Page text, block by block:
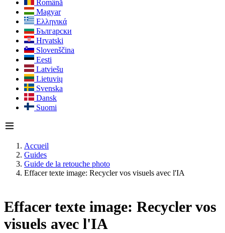
Română
Magyar
Ελληνικά
Български
Hrvatski
Slovenščina
Eesti
Latviešu
Lietuvių
Svenska
Dansk
Suomi
Accueil
Guides
Guide de la retouche photo
Effacer texte image: Recycler vos visuels avec l'IA
Effacer texte image: Recycler vos
visuels avec l'IA